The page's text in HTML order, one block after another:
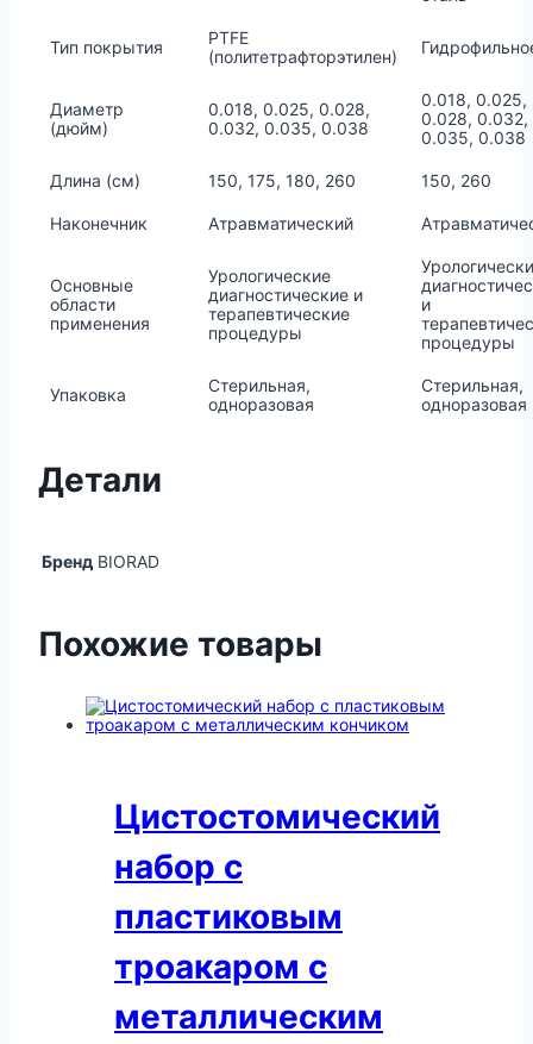
Тип покрытия
PTFE
(политетрафторэтилен)
Диаметр
(дюйм)
0.018, 0.025, 0.028,
0.032, 0.035, 0.038
0.018, 0.025,
0.028, 0.032,
0.035, 0.038
Длина (см) 150, 175, 180, 260 150, 260
Наконечник Атравматический
Основные
области
применения
Урологические
диагностические и
терапевтические
процедуры
и
процедуры
Упаковка
Стерильная,
одноразовая
Стерильная,
одноразовая
Детали
Бренд BIORAD
Похожие товары
Цистостомический
набор с
пластиковым
троакаром с
металлическим